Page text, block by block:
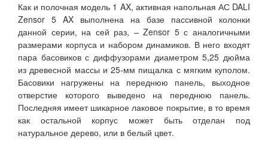
Как и полочная модель 1 AX, активная напольная АС DALI
Zensor 5 AX выполнена на базе пассивной колонки
данной серии, на сей раз, – Zensor 5 с аналогичными
размерами корпуса и набором динамиков. В него входят
пара басовиков с диффузорами диаметром 5,25 дюйма
из древесной массы и 25-мм пищалка с мягким куполом.
Басовики нагружены на переднюю панель, выходное
отверстие которого выведено на переднюю панель.
Последняя имеет шикарное лаковое покрытие, в то время
как остальной корпус может быть отделан под
натуральное дерево, или в белый цвет.